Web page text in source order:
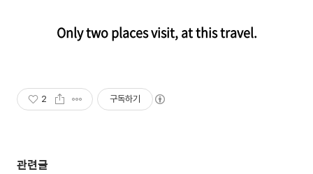
Only two places visit, at this travel.
2 구독하기
관련글